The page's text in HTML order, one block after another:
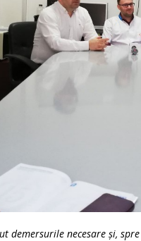
demersurile necesare și,